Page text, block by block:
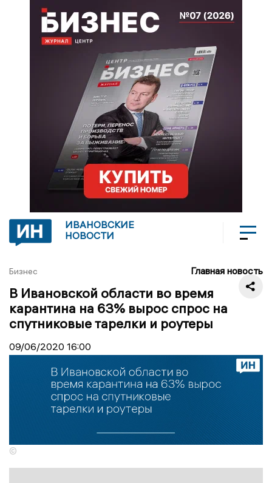
ИВАНОВСКИЕ
НОВОСТИ
Бизнес Главная новость
В Ивановской области во время
карантина на 63% вырос спрос на
спутниковые тарелки и роутеры
09/06/2020 16:00
©